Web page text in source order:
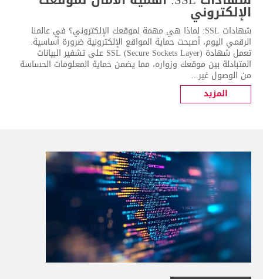
الإلكتروني
شهادات SSL: لماذا هي مهمة لموقعك الإلكتروني؟ في عالمنا
الرقمي اليوم، أصبحت حماية المواقع الإلكترونية ضرورة أساسية.
تعمل شهادة SSL (Secure Sockets Layer) على تشفير البيانات
المتبادلة بين موقعك وزواره، مما يضمن حماية المعلومات الحساسة
من الوصول غير...
المزيد